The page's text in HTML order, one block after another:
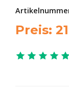
Preis: